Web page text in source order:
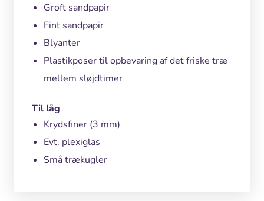
Groft sandpapir
Fint sandpapir
Blyanter
Plastikposer til opbevaring af det friske træ
mellem sløjdtimer
Til låg
Krydsfiner (3 mm)
Evt. plexiglas
Små trækugler